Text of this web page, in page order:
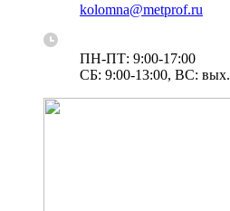
kolomna@metprof.ru
ПН-ПТ: 9:00-17:00
СБ: 9:00-13:00, ВС: вых.